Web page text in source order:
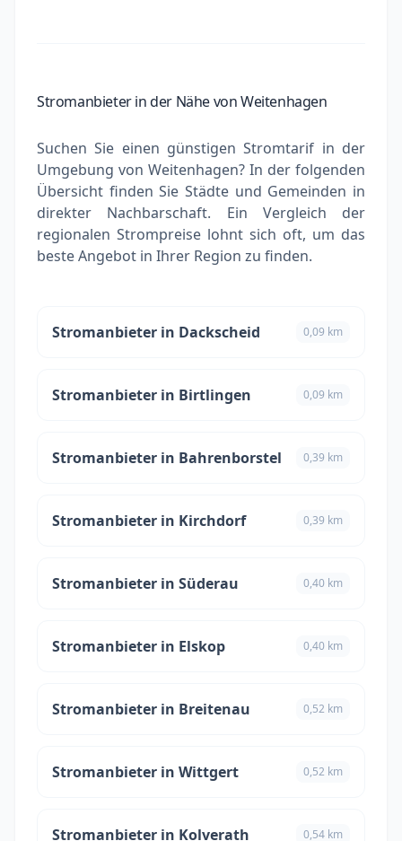
Stromanbieter in der Nähe von Weitenhagen
Suchen Sie einen günstigen Stromtarif in der
Umgebung von Weitenhagen? In der folgenden
Übersicht finden Sie Städte und Gemeinden in
direkter Nachbarschaft. Ein Vergleich der
regionalen Strompreise lohnt sich oft, um das
beste Angebot in Ihrer Region zu finden.
Stromanbieter in Dackscheid 0,09 km
Stromanbieter in Birtlingen 0,09 km
Stromanbieter in Bahrenborstel 0,39 km
Stromanbieter in Kirchdorf 0,39 km
Stromanbieter in Süderau 0,40 km
Stromanbieter in Elskop 0,40 km
Stromanbieter in Breitenau 0,52 km
Stromanbieter in Wittgert 0,52 km
Stromanbieter in Kolverath 0,54 km